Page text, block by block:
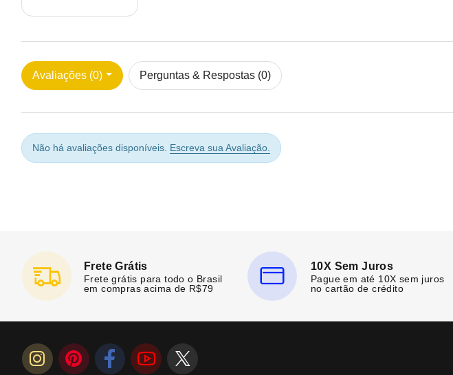
Avaliações (0) Perguntas & Respostas (0)
Não há avaliações disponíveis. Escreva sua Avaliação.
Frete Grátis
Frete grátis para todo o Brasil
em compras acima de R$79
10X Sem Juros
Pague em até 10X sem juros
no cartão de crédito